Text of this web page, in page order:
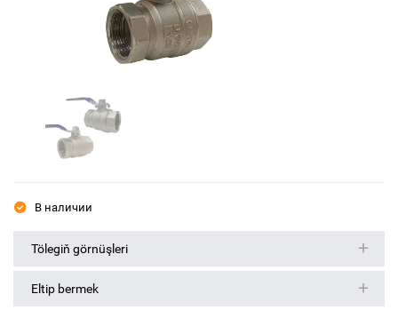
В наличии
Tölegiň görnüşleri
Eltip bermek